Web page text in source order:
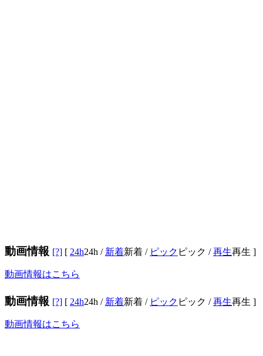
動画情報 [?] [ 24h24h / 新着新着 / ピック ピック /再生再生 ]
動画情報はこちら
動画情報 [?] [ 24h24h / 新着新着 / ピック ピック /再生再生 ]
動画情報はこちら